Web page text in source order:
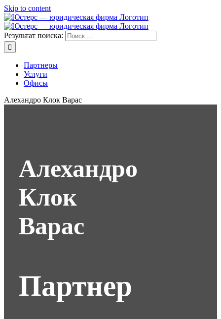
Skip to content
Результат поиска:
Партнеры
Услуги
Офисы
Алехандро Клок Варас
Алехандро
Клок
Варас
Партнер